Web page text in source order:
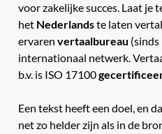
voor zakelijke succes. Laat je
het Nederlandste laten
ervaren vertaalbureau
internationaal netwerk.
b.v. is ISO 17100
Een tekst heeft een doel, en
net zo helder zijn als in de